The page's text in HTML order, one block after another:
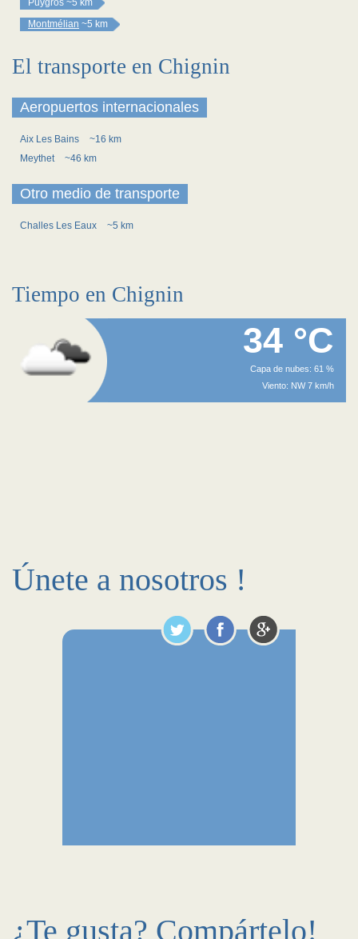
Puygros ~5 km
Montmélian ~5 km
El transporte en Chignin
Aeropuertos internacionales
Aix Les Bains
~16 km
Meythet
~46 km
Otro medio de transporte
Challes Les Eaux ~5 km
Tiempo en Chignin
34 °C
Capa de nubes: 61 %
Viento: NW 7 km/h
Únete a nosotros !
¿Te gusta? Compártelo!